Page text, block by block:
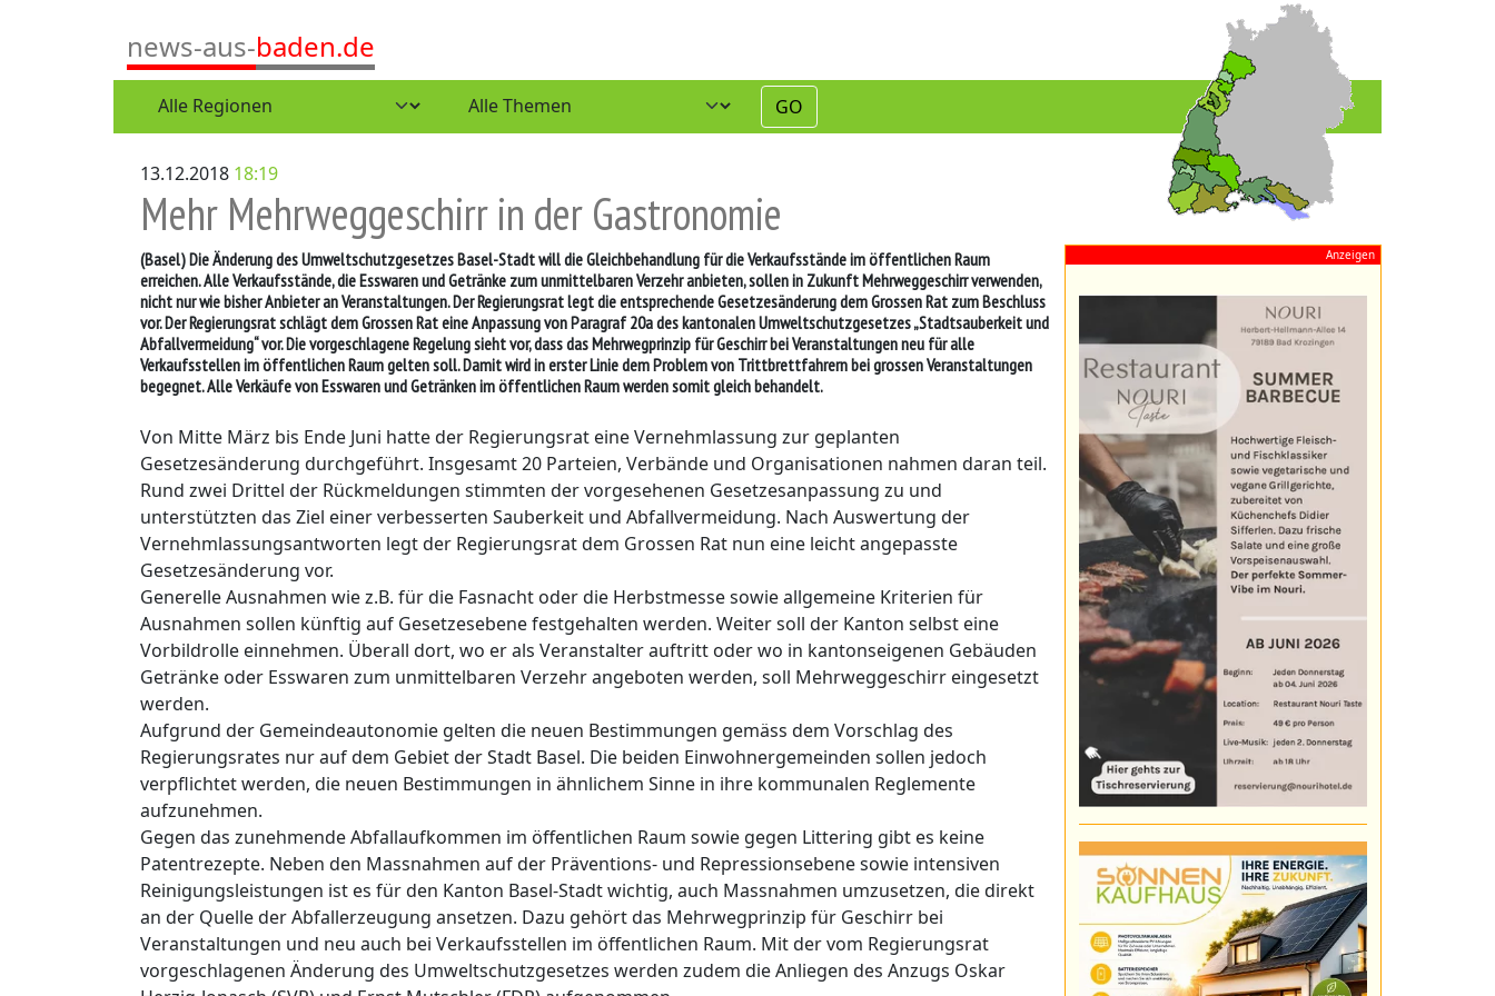
news-aus-baden.de
GO
13.12.2018 18:19
Mehr Mehrweggeschirr in der Gastronomie
(Basel)Die Änderung des Umweltschutzgesetzes Basel-Stadt will die Gleichbehandlung für die Verkaufsstände im öffentlichen Raum
erreichen. Alle Verkaufsstände, die Esswaren und Getränke zum unmittelbaren Verzehr anbieten, sollen in Zukunft Mehrweggeschirr verwenden,
nicht nur wie bisher Anbieter an Veranstaltungen. Der Regierungsrat legt die entsprechende Gesetzesänderung dem Grossen Rat zum Beschluss
vor. Der Regierungsrat schlägt dem Grossen Rat eine Anpassung von Paragraf 20a des kantonalen Umweltschutzgesetzes „Stadtsauberkeit und
Abfallvermeidung“ vor. Die vorgeschlagene Regelung sieht vor, dass das Mehrwegprinzip für Geschirr bei Veranstaltungen neu für alle
Verkaufsstellen im öffentlichen Raum gelten soll. Damit wird in erster Linie dem Problem von Trittbrettfahrern bei grossen Veranstaltungen
begegnet. Alle Verkäufe von Esswaren und Getränken im öffentlichen Raum werden somit gleich behandelt.
Von Mitte März bis Ende Juni hatte der Regierungsrat eine Vernehmlassung zur geplanten
Gesetzesänderung durchgeführt. Insgesamt 20 Parteien, Verbände und Organisationen nahmen daran teil.
Rund zwei Drittel der Rückmeldungen stimmten der vorgesehenen Gesetzesanpassung zu und
unterstützten das Ziel einer verbesserten Sauberkeit und Abfallvermeidung. Nach Auswertung der
Vernehmlassungsantworten legt der Regierungsrat dem Grossen Rat nun eine leicht angepasste
Gesetzesänderung vor.
Generelle Ausnahmen wie z.B. für die Fasnacht oder die Herbstmesse sowie allgemeine Kriterien für
Ausnahmen sollen künftig auf Gesetzesebene festgehalten werden. Weiter soll der Kanton selbst eine
Vorbildrolle einnehmen. Überall dort, wo er als Veranstalter auftritt oder wo in kantonseigenen Gebäuden
Getränke oder Esswaren zum unmittelbaren Verzehr angeboten werden, soll Mehrweggeschirr eingesetzt
werden.
Aufgrund der Gemeindeautonomie gelten die neuen Bestimmungen gemäss dem Vorschlag des
Regierungsrates nur auf dem Gebiet der Stadt Basel. Die beiden Einwohnergemeinden sollen jedoch
verpflichtet werden, die neuen Bestimmungen in ähnlichem Sinne in ihre kommunalen Reglemente
aufzunehmen.
Gegen das zunehmende Abfallaufkommen im öffentlichen Raum sowie gegen Littering gibt es keine
Patentrezepte. Neben den Massnahmen auf der Präventions- und Repressionsebene sowie intensiven
Reinigungsleistungen ist es für den Kanton Basel-Stadt wichtig, auch Massnahmen umzusetzen, die direkt
an der Quelle der Abfallerzeugung ansetzen. Dazu gehört das Mehrwegprinzip für Geschirr bei
Veranstaltungen und neu auch bei Verkaufsstellen im öffentlichen Raum. Mit der vom Regierungsrat
vorgeschlagenen Änderung des Umweltschutzgesetzes werden zudem die Anliegen des Anzugs Oskar
Anzeigen